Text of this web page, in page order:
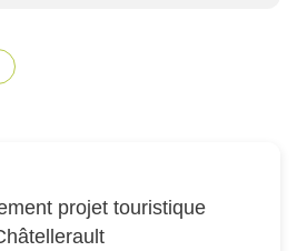
projet touristique